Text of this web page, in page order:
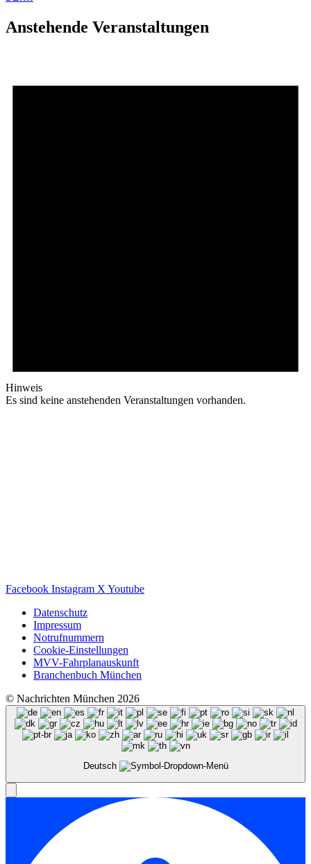
Anstehende Veranstaltungen
Hinweis
Es sind keine anstehenden Veranstaltungen vorhanden.
Facebook Instagram X Youtube
Datenschutz
Impressum
Notrufnummern
Cookie-Einstellungen
MVV-Fahrplanauskunft
Branchenbuch München
© Nachrichten München 2026
Deutsch